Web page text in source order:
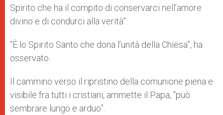
Spirito che ha il compito di conservarci nell’amore
divino e di condurci alla verità”.
“È lo Spirito Santo che dona l’unità della Chiesa”, ha
osservato.
Il cammino verso il ripristino della comunione piena e
visibile fra tutti i cristiani, ammette il Papa, “può
sembrare lungo e arduo”.